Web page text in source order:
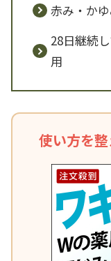
赤み・か
28日継続
用
使い方を